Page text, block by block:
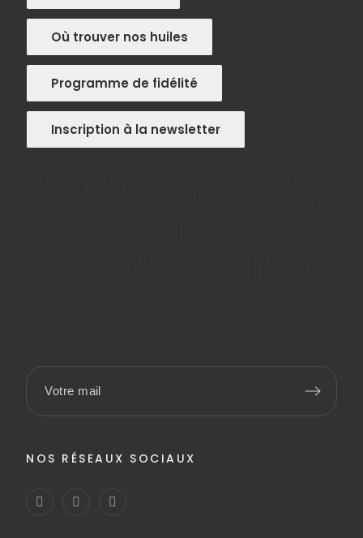
Où trouver nos huiles
Programme de fidélité
Inscription à la newsletter
NOS RÉSEAUX SOCIAUX